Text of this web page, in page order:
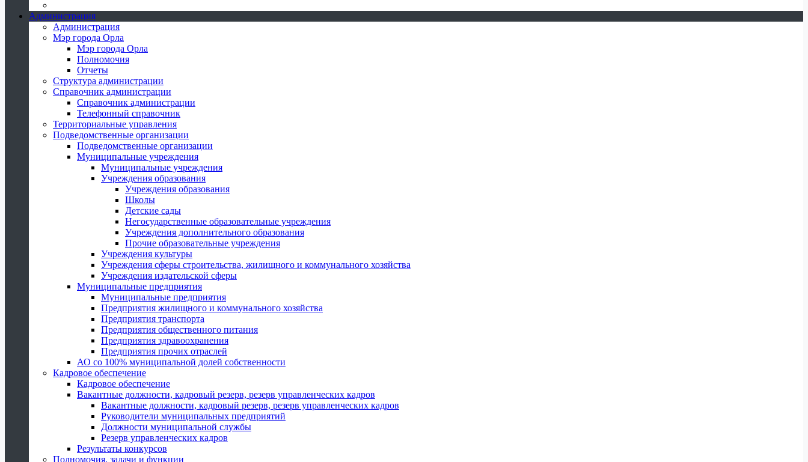
Администрация
Администрация
Мэр города Орла
Мэр города Орла
Полномочия
Отчеты
Структура администрации
Справочник администрации
Справочник администрации
Телефонный справочник
Территориальные управления
Подведомственные организации
Подведомственные организации
Муниципальные учреждения
Муниципальные учреждения
Учреждения образования
Учреждения образования
Школы
Детские сады
Негосударственные образовательные учреждения
Учреждения дополнительного образования
Прочие образовательные учреждения
Учреждения культуры
Учреждения сферы строительства, жилищного и коммунального хозяйства
Учреждения издательской сферы
Муниципальные предприятия
Муниципальные предприятия
Предприятия жилищного и коммунального хозяйства
Предприятия транспорта
Предприятия общественного питания
Предприятия здравоохранения
Предприятия прочих отраслей
АО со 100% муниципальной долей собственности
Кадровое обеспечение
Кадровое обеспечение
Вакантные должности, кадровый резерв, резерв управленческих кадров
Вакантные должности, кадровый резерв, резерв управленческих кадров
Руководители муниципальных предприятий
Должности муниципальной службы
Резерв управленческих кадров
Результаты конкурсов
Полномочия, задачи и функции